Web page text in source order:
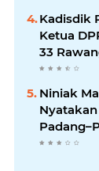
Kadisdik
Ketua DPRD
33
Tak
Bullying
Niniak
Nyatakan
Lewati